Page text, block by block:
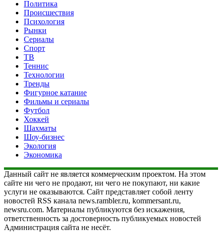
Политика
Происшествия
Психология
Рынки
Сериалы
Спорт
ТВ
Теннис
Технологии
Тренды
Фигурное катание
Фильмы и сериалы
Футбол
Хоккей
Шахматы
Шоу-бизнес
Экология
Экономика
Данный сайт не является коммерческим проектом. На этом
сайте ни чего не продают, ни чего не покупают, ни какие
услуги не оказываются. Сайт представляет собой ленту
новостей RSS канала news.rambler.ru, kommersant.ru,
newsru.com. Материалы публикуются без искажения,
ответственность за достоверность публикуемых новостей
Администрация сайта не несёт.